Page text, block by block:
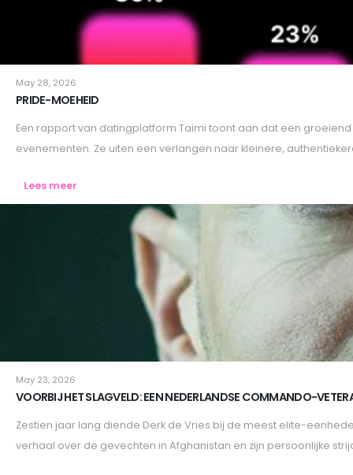
Lifestyle
May 28, 2026
PRIDE-MOEHEID
Een rapport van datingplatform Taimi toont aan dat een
evenementen. Ze uiten een verlangen naar kleinere,
Lees meer
Lifestyle
May 23, 2026
VOORBIJ HET SLAGVELD: EEN NEDERLANDSE COMMANDO-
Zestien jaar lang diende Derk de Vries bij de meest elite-
verhaal over de gevechten in Afghanistan en zijn persoonlijke